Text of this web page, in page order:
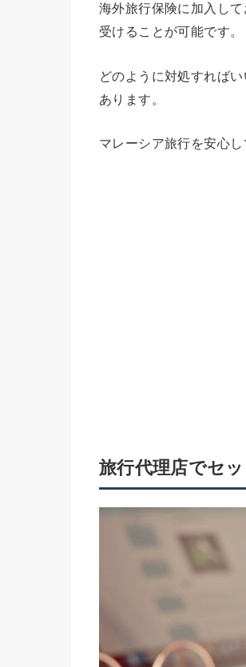
海外旅行保険に加入し
受けることが可能です。
どのように対処すれば
あります。
マレーシア旅行を安心
旅行代理店でセ